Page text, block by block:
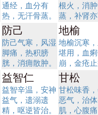
通经，血分有
热，无汗骨蒸。
根火，消
蒸，补肾
防己
防己气寒，风湿
脚痛，热积膀
胱，消痈散肿。
地榆
地榆沉寒
堪用，血
崩，金疮
益智仁
益智辛温，安神
益气，遗溺遗
精，呕逆皆治。
甘松
甘松味香
恶气，治
肌，心腹